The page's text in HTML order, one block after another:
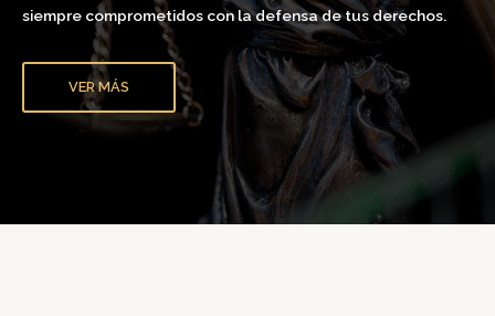
siempre comprometidos con la defensa de tus derechos.
VER MÁS